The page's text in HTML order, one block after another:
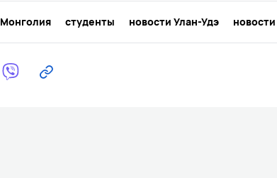
Монголия студенты новости Улан-Удэ